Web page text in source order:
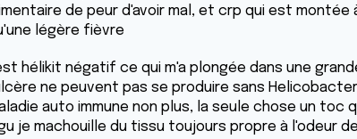
de peur d'avoir mal, et crp qui est montée
légère fièvre
hélikit négatif ce qui m'a plongée dans une
ne peuvent pas se produire sans
auto immune non plus, la seule chose un
je machouille du tissu toujours propre à l'odeur